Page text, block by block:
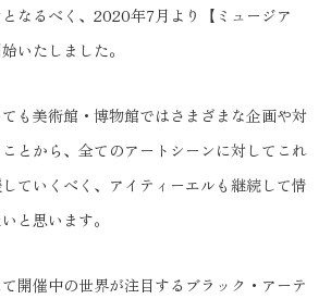
なるべく、2020年7月より【ミュージア
いたしました。
も美術館・博物館ではさまざまな企画や対
とから、全てのアートシーンに対してこれ
ていくべく、アイティーエルも継続して情
と思います。
開催中の世界が注目するブラック・アーテ